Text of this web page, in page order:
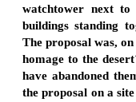
watchtower next
buildings standing
The proposal was,
homage to the
have abandoned
the proposal on a